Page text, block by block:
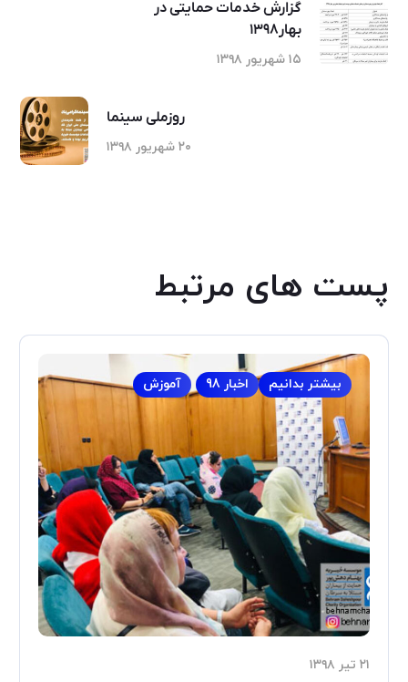
گزارش خدمات حمایتی در
بهار۱۳۹۸
۱۵ شهریور ۱۳۹۸
روزملی سینما
۲۰ شهریور ۱۳۹۸
پست های مرتبط
آموزش اخبار 98 بیشتر بدانیم
۲۱ تیر ۱۳۹۸